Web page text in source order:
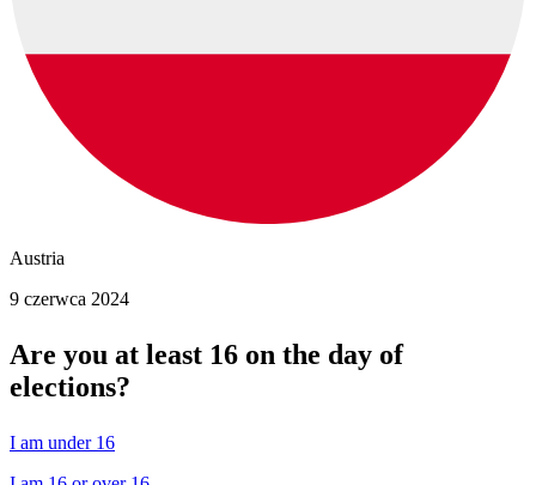
Austria
9 czerwca 2024
Are you at least 16 on the day of
elections?
I am under 16